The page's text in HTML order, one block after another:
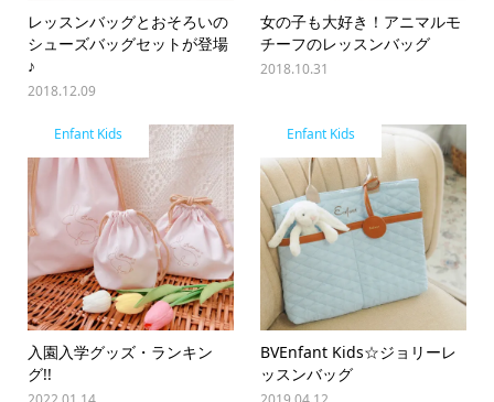
レッスンバッグとおそろいの
シューズバッグセットが登場
♪
2018.12.09
女の子も大好き！アニマルモ
チーフのレッスンバッグ
2018.10.31
Enfant Kids
入園入学グッズ・ランキン
グ!!
Enfant Kids
BVEnfant Kids☆ジョリーレ
ッスンバッグ